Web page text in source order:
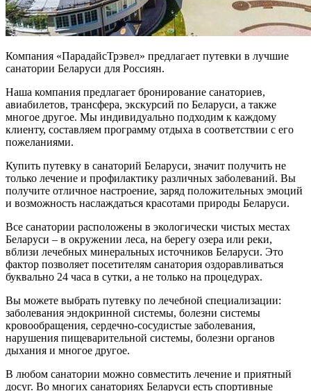
Компания «ПарадайсТрэвел» предлагает путевки в лучшие
санатории Беларуси для Россиян.
Наша компания предлагает бронирование санаториев,
авиабилетов, трансфера, экскурсий по Беларуси, а также
многое другое. Мы индивидуально подходим к каждому
клиенту, составляем программу отдыха в соответствии с его
пожеланиями.
Купить путевку в санаторий Беларуси, значит получить не
только лечение и профилактику различных заболеваний. Вы
получите отличное настроение, заряд положительных эмоций
и возможность наслаждаться красотами природы Беларуси.
Все санатории расположены в экологически чистых местах
Беларуси – в окружении леса, на берегу озера или реки,
вблизи лечебных минеральных источников Беларуси. Это
фактор позволяет посетителям санатория оздоравливаться
буквально 24 часа в сутки, а не только на процедурах.
Вы можете выбрать путевку по лечебной специализации:
заболевания эндокринной системы, болезни системы
кровообращения, сердечно-сосудистые заболевания,
нарушения пищеварительной системы, болезни органов
дыхания и многое другое.
В любом санатории можно совместить лечение и приятный
досуг. Во многих санаториях Беларуси есть спортивные